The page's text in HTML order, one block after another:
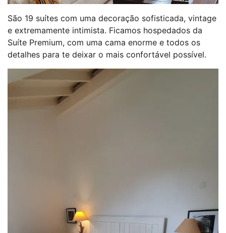
São 19 suítes com uma decoração sofisticada, vintage
e extremamente intimista. Ficamos hospedados da
Suíte Premium, com uma cama enorme e todos os
detalhes para te deixar o mais confortável possível.